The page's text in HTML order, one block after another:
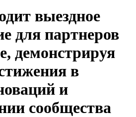
выездное
для партнеров
демонстрируя
в
и
сообщества